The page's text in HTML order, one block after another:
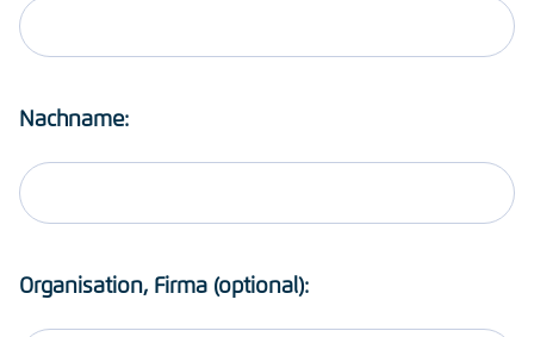
Nachname:
Organisation, Firma (optional):